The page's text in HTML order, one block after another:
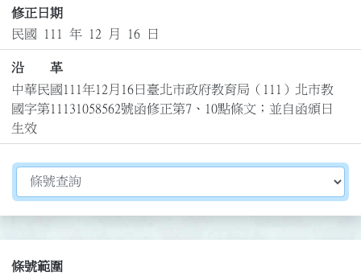
修正日期
民國 111 年 12 月 16 日
沿 革
中華民國111年12月16日臺北市政府教育局（111）北市教
國字第11131058562號函修正第7、10點條文；並自函頒日
生效
切換選擇法規資訊內容
條號範圍